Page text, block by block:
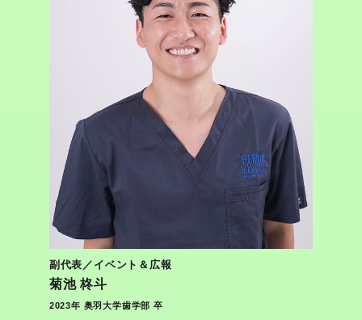
副代表／イベント＆広報
菊池 柊斗
2023年 奥羽大学歯学部 卒